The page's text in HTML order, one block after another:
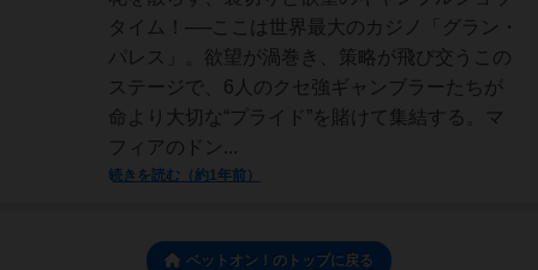
タイム！──ここは世界最大のカジノ「グラン・
パレス」。欲望が渦巻き、策略が飛び交うこの
ステージで、6人のクセ強ギャンブラーたちが
命より大切な“プライド”を賭けて集結する。マ
フィアのドン...
続きを読む（約1年前）
ベットオン！のトップに戻る